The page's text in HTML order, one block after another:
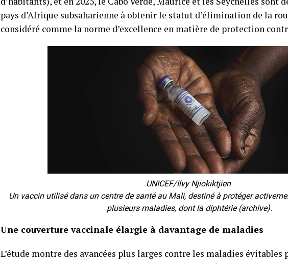
pays d’Afrique subsaharienne à obtenir le statut d’élimination de la
considéré comme la norme d’excellence en matière de protection
UNICEF/Ilvy Njiokiktjien
Un vaccin utilisé dans un centre de santé au Mali, destiné à protéger
plusieurs maladies, dont la diphtérie (archive).
Une couverture vaccinale élargie à davantage de maladies
L’étude montre des avancées plus larges contre les maladies évitables